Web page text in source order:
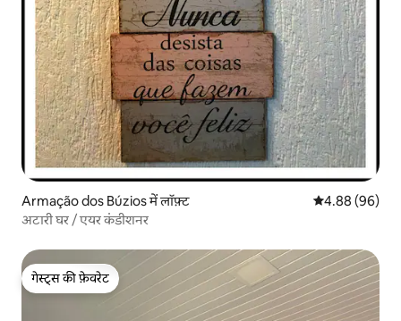
Armação dos Búzios में लॉफ़्ट औसत रेटिंग 5 में
4.88 (96)
अटारी घर / एयर कंडीशनर
गेस्ट्स की फ़ेवरेट
गेस्ट्स की फ़ेवरेट